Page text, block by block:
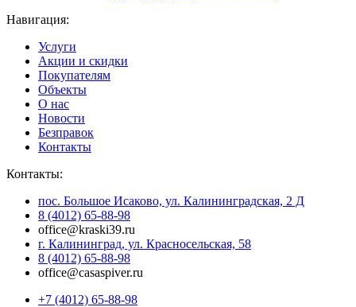
Навигация:
Услуги
Акции и скидки
Покупателям
Объекты
О нас
Новости
Безправок
Контакты
Контакты:
пос. Большое Исаково, ул. Калининградская, 2 Д
8 (4012) 65-88-98
office@kraski39.ru
г. Калининград, ул. Красносельская, 58
8 (4012) 65-88-98
office@casaspiver.ru
+7 (4012) 65-88-98